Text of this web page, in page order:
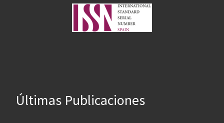
Últimas Publicaciones